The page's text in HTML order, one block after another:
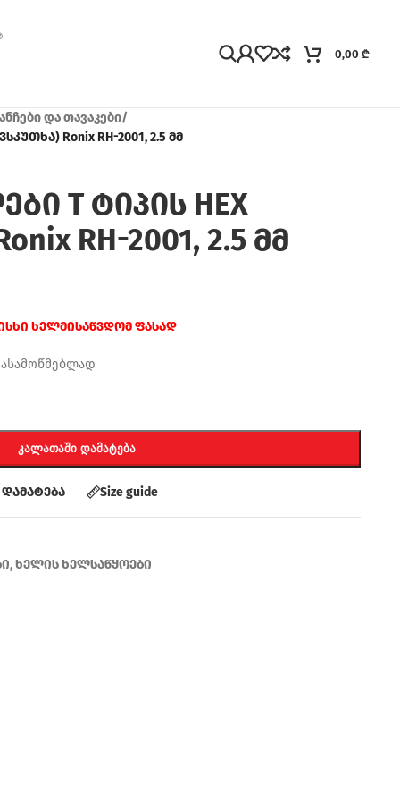
0,00 ₾
და თავაკები/
Ronix RH-2001, 2.5 მმ
T ტიპის HEX
RH-2001, 2.5 მმ
ხელმისაწვდომ ფასად
ᲙᲐᲚᲐᲗᲐᲨᲘ ᲓᲐᲛᲐᲢᲔᲑᲐ
Size guide
,ხელის ხელსაწყოები